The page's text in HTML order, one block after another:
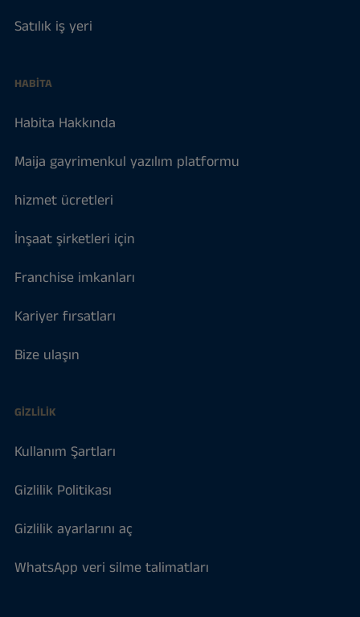
Satılık iş yeri
HABITA
Habita Hakkında
Maija gayrimenkul yazılım platformu
hizmet ücretleri
İnşaat şirketleri için
Franchise imkanları
Kariyer fırsatları
Bize ulaşın
GIZLILIK
Kullanım Şartları
Gizlilik Politikası
Gizlilik ayarlarını aç
WhatsApp veri silme talimatları